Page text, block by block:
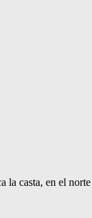
casta, en el